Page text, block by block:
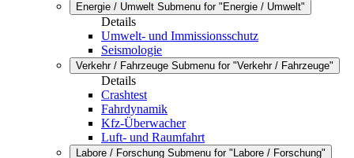
Energie / Umwelt Submenu for "Energie / Umwelt"
Details
Umwelt- und Immissionsschutz
Seismologie
Verkehr / Fahrzeuge Submenu for "Verkehr / Fahrzeuge"
Details
Crashtest
Fahrdynamik
Kfz-Überwacher
Luft- und Raumfahrt
Labore / Forschung Submenu for "Labore / Forschung"